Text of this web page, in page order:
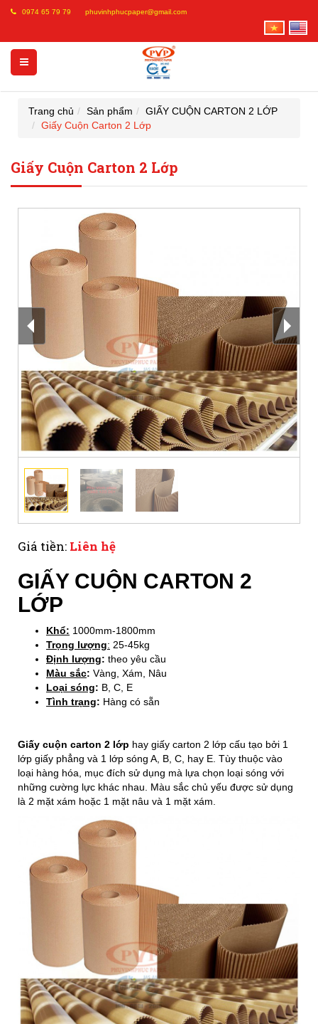
0974 65 79 79 phuvinhphucpaper@gmail.com
Trang chủ Sản phẩm
GIẤY CUỘN CARTON 2 LỚP
Giấy Cuộn Carton 2 Lớp
Giấy Cuộn Carton 2 Lớp
Giá tiền: Liên hệ
GIẤY CUỘN CARTON 2
LỚP
Khổ: 1000mm-1800mm
Trọng lượng: 25-45kg
Định lượng: theo yêu cầu
Màu sắc: Vàng, Xám, Nâu
Loại sóng: B, C, E
Tình trạng: Hàng có sẵn
Giấy cuộn carton 2 lớp hay giấy carton 2 lớp cấu tạo bởi 1
lớp giấy phẳng và 1 lớp sóng A, B, C, hay E. Tùy thuộc vào
loại hàng hóa, mục đích sử dụng mà lựa chọn loại sóng với
những cường lực khác nhau. Màu sắc chủ yếu được sử dụng
là 2 mặt xám hoặc 1 mặt nâu và 1 mặt xám.